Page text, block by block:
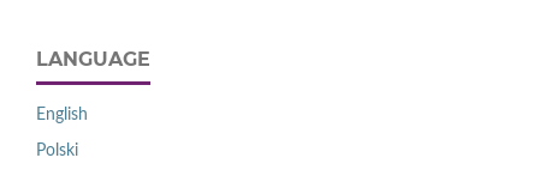
LANGUAGE
English
Polski